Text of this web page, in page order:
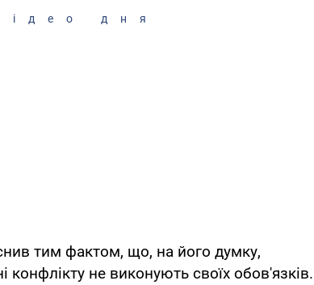
дня
тим фактом, що, на його думку,
конфлікту не виконують своїх обов'язків.